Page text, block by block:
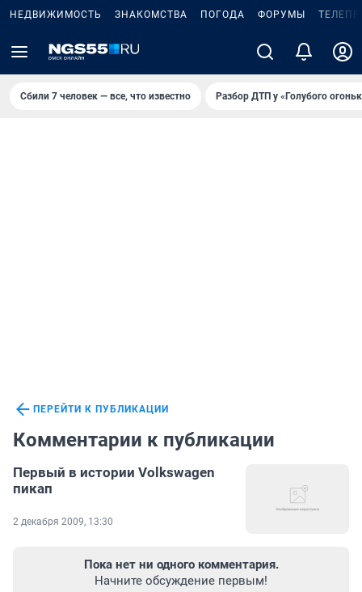
НЕДВИЖИМОСТЬ ЗНАКОМСТВА ПОГОДА ФОРУМЫ
Сбили 7 человек — все, что известно Разбор ДТП у «Голубого
ПЕРЕЙТИ К ПУБЛИКАЦИИ
Комментарии к публикации
Первый в истории Volkswagen
пикап
2 декабря 2009, 13:30
Пока нет ни одного комментария.
Начните обсуждение первым!